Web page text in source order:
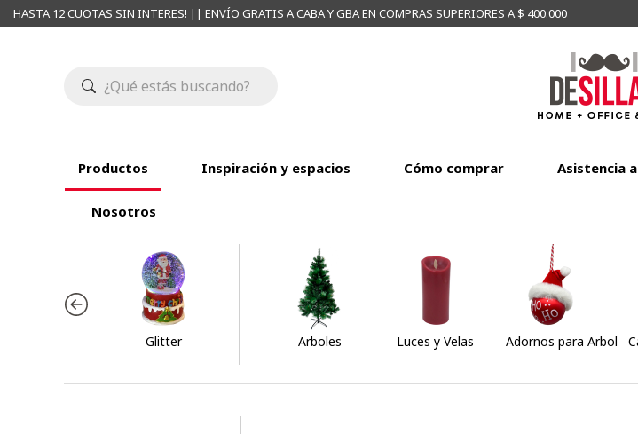
HASTA 12 CUOTAS SIN INTERES! || ENVÍO GRATIS A CABA Y GBA EN COMPRAS SUPERIORES A $ 400.000
Productos Inspiración y espacios Cómo comprar Asistencia
Nosotros
Glitter Arboles Luces y Velas Adornos para Arbol